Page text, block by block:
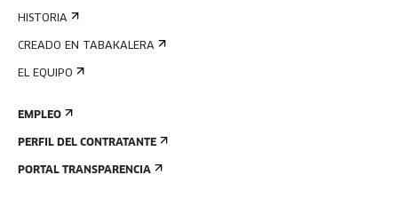
HISTORIA
CREADO EN TABAKALERA
EL EQUIPO
EMPLEO
PERFIL DEL CONTRATANTE
PORTAL TRANSPARENCIA